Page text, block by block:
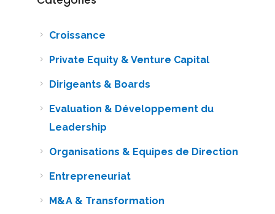
Croissance
Private Equity & Venture Capital
Dirigeants & Boards
Evaluation & Développement du
Leadership
Organisations & Equipes de Direction
Entrepreneuriat
M&A & Transformation